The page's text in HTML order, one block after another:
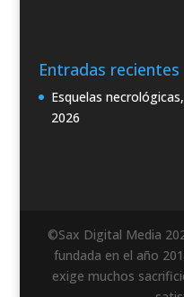
Entradas recientes
Esquelas
2026
©Sax Digital Media
fundada en el año
exige muchos